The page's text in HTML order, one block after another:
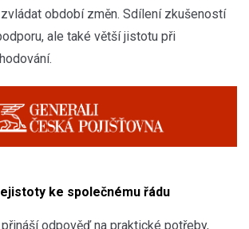
období změn. Sdílení zkušeností
ale také větší jistotu při
ke společnému řádu
přináší odpověď na praktické potřeby,